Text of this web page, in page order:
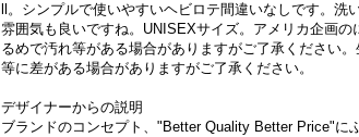
ll。シンプルで使いやすいヘビロテ間違いなしです。洗
雰囲気も良いですね。UNISEXサイズ。アメリカ企画の
るめで汚れ等がある場合がありますがご了承ください
等に差がある場合がありますがご了承ください。
デザイナーからの説明
ブランドのコンセプト、"Better Quality Better Price"に